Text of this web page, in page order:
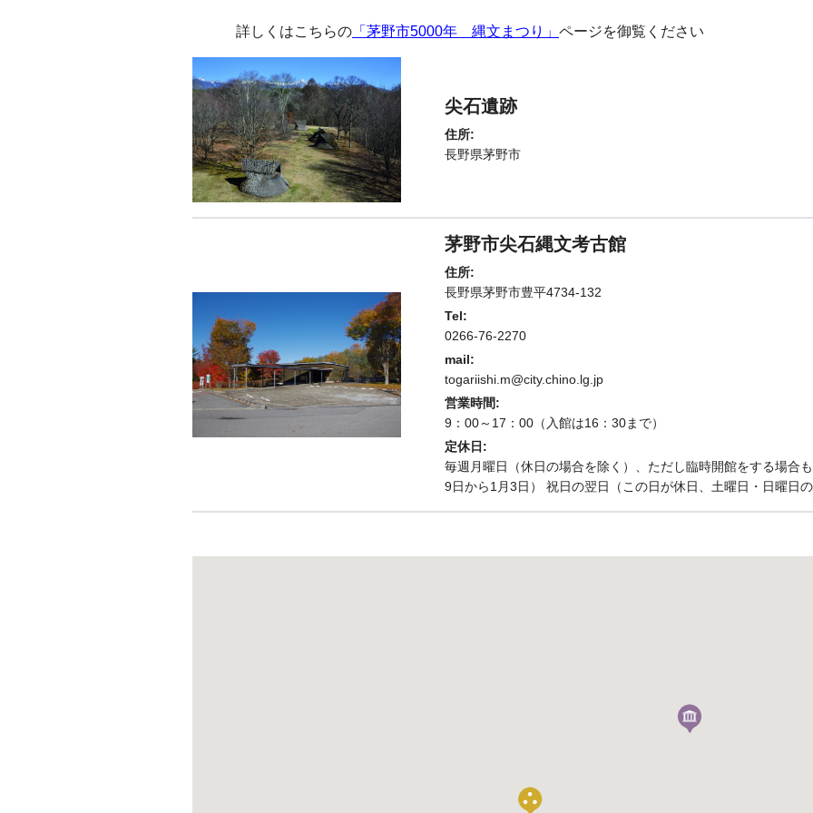
詳しくはこちらの 「茅野市5000年 縄文まつり」 ページを御覧ください
尖石遺跡
住所:
長野県茅野市
茅野市尖石縄文考古館
住所:
長野県茅野市豊平4734-132
Tel:
0266-76-2270
mail:
togariishi.m@city.chino.lg.jp
営業時間:
9：00～17：00（入館は16：30まで）
定休日:
毎週月曜日（休日の場合を除く）、ただし臨時開館をする場合
9日から1月3日） 祝日の翌日（この日が休日、土曜日・日曜日の